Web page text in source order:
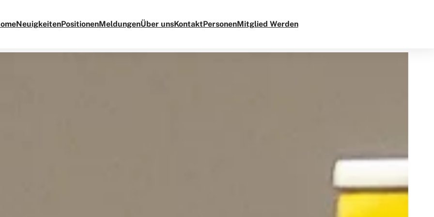
NeuigkeitenPositionenMeldungenÜber unsKontaktPersonenMitglied Werden